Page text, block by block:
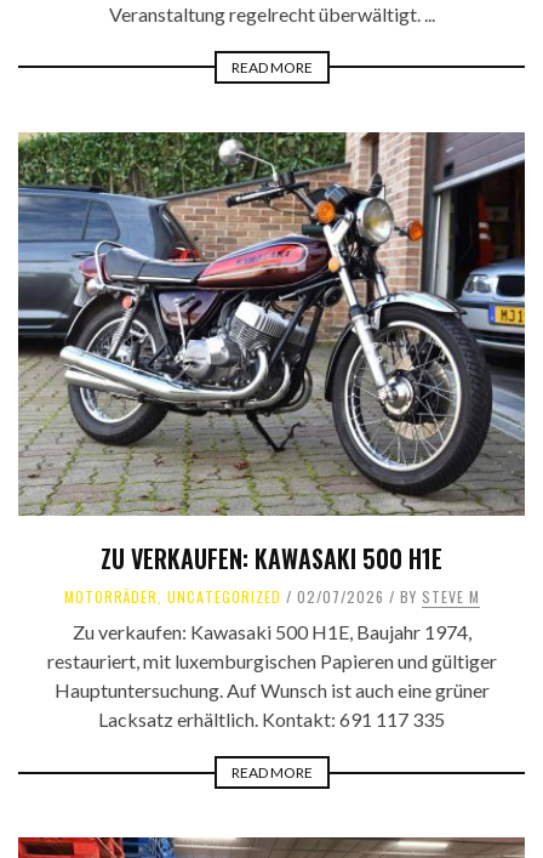
Veranstaltung regelrecht überwältigt. ...
READ MORE
ZU VERKAUFEN: KAWASAKI 500 H1E
MOTORRÄDER UNCATEGORIZED 02/07/2026 BY STEVE M
Zu verkaufen: Kawasaki 500 H1E, Baujahr 1974,
restauriert, mit luxemburgischen Papieren und gültiger
Hauptuntersuchung. Auf Wunsch ist auch eine grüner
Lacksatz erhältlich. Kontakt: 691 117 335
READ MORE